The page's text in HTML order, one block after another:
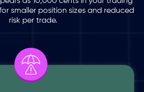
smaller position sizes and reduced
risk per trade.